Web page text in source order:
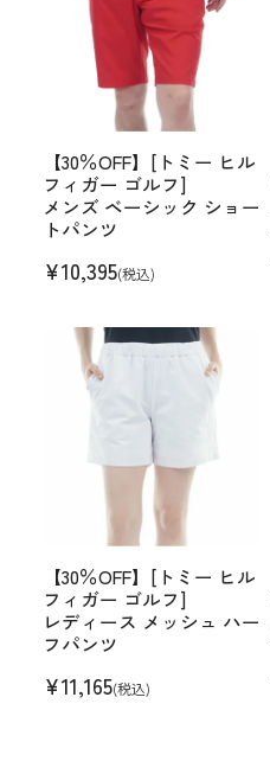
【30％OFF】[トミー ヒル
フィガー ゴルフ]
メンズ ベーシック ショー
トパンツ
¥10,395(税込)
【30％OFF】[トミー ヒル
フィガー ゴルフ]
レディース メッシュ ハー
フパンツ
¥11,165(税込)